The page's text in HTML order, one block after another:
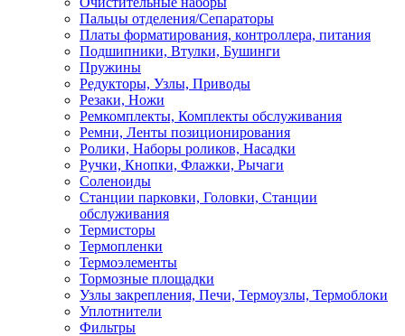
Пальцы отделения/Сепараторы
Платы форматирования, контроллера, питания
Подшипники, Втулки, Бушинги
Пружины
Редукторы, Узлы, Приводы
Резаки, Ножи
Ремкомплекты, Комплекты обслуживания
Ремни, Ленты позиционирования
Ролики, Наборы роликов, Насадки
Ручки, Кнопки, Флажки, Рычаги
Соленоиды
Станции парковки, Головки, Станции
обслуживания
Термисторы
Термопленки
Термоэлементы
Тормозные площадки
Узлы закрепления, Печи, Термоузлы, Термоблоки
Уплотнители
Фильтры